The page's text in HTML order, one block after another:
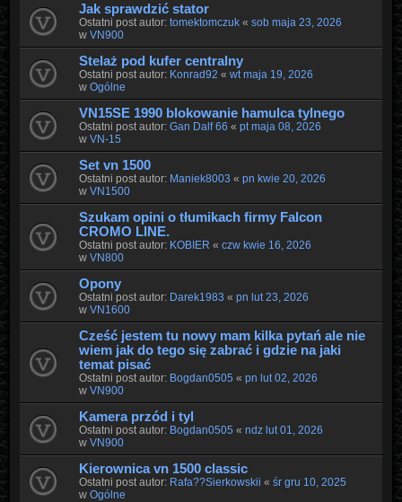
Jak sprawdzić stator
Ostatni post autor: tomektomczuk« sob maja 23, 2026
w VN900
Stelaż pod kufer centralny
Ostatni post autor: Konrad92 « wt maja 19, 2026
w Ogólne
VN15SE 1990 blokowanie hamulca tylnego
Ostatni post autor: Gan Dalf 66 « pt maja 08, 2026
w VN-15
Set vn 1500
Ostatni post autor: Maniek8003 « pn kwie 20, 2026
w VN1500
Szukam opini o tłumikach firmy Falcon
CROMO LINE.
Ostatni post autor: KOBIER « czw kwie 16, 2026
w VN800
Opony
Ostatni post autor: Darek1983 « pn lut 23, 2026
w VN1600
Cześć jestem tu nowy mam kilka pytań ale nie
wiem jak do tego się zabrać i gdzie na jaki
temat pisać
Ostatni post autor: Bogdan0505 « pn lut 02, 2026
w VN900
Kamera przód i tyl
Ostatni post autor: Bogdan0505 « ndz lut 01, 2026
w VN900
Kierownica vn 1500 classic
Ostatni post autor: Rafa??Sierkowskii « śr gru 10, 2025
w Ogólne